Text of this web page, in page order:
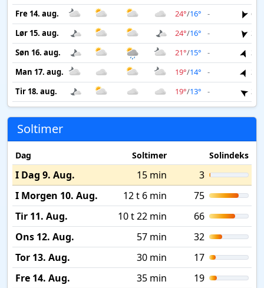
Fre 14. aug.
24°/16° -
6
Lør 15. aug.
24°/16° -
3
Søn 16. aug.
21°/15° -
3
Man 17. aug.
19°/14° -
3
Tir 18. aug.
19°/13° - 3
Soltimer
Dag Soltimer Solindeks
I Dag 9. Aug. 15 min
3
I Morgen 10. Aug.
12 t 6 min
75
Tir 11. Aug.
10 t 22 min
66
Ons 12. Aug.
57 min
32
Tor 13. Aug.
30 min
17
Fre 14. Aug.
35 min
19